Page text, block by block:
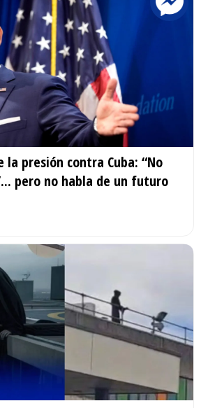
la presión contra Cuba: “No
pero no habla de un futuro